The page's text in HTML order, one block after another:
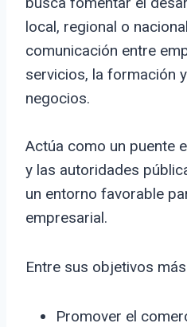
local, regional o
comunicación entre
servicios, la formación
negocios.
Actúa como un puente
y las autoridades
un entorno favorable
empresarial.
Entre sus objetivos
Promover el